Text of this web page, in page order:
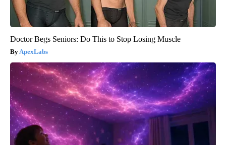
Doctor Begs Seniors: Do This to Stop Losing Muscle
ApexLabs